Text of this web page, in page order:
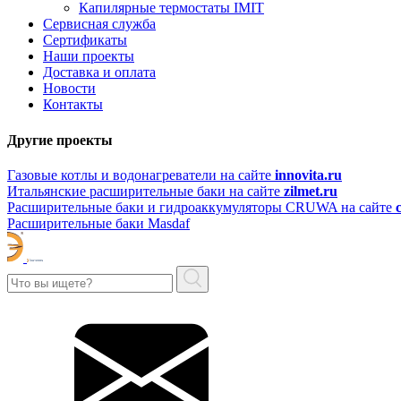
Капилярные термостаты IMIT
Сервисная служба
Сертификаты
Наши проекты
Доставка и оплата
Новости
Контакты
Другие проекты
Газовые котлы и водонагреватели на сайте innovita.ru
Итальянские расширительные баки на сайте zilmet.ru
Расширительные баки и гидроаккумуляторы CRUWA на сайте
Расширительные баки Masdaf